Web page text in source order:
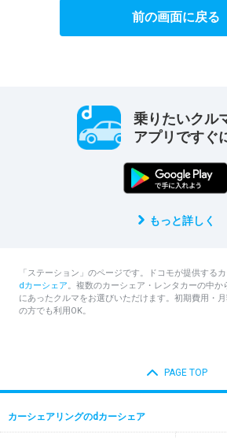
前の画面に戻る
乗りたいクル
アプリですぐ
もっと詳しく
「ステーション」のページです。ドコモが提供する
dカーシェア。複数のカーシェア・レンタカーの中か
にあったクルマをお選びいただけます。初期費用・
の方でも利用OK。
PAGE TOP
カーシェアリングのdカーシェア